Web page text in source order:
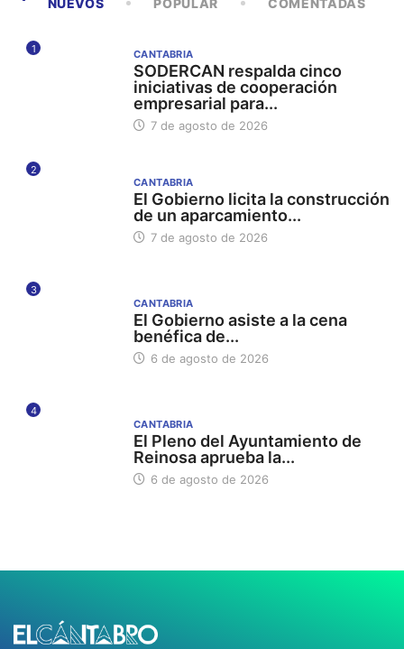
1 CANTABRIA
SODERCAN respalda cinco
iniciativas de cooperación
empresarial para...
7 de agosto de 2026
2
CANTABRIA
El Gobierno licita la construcción
de un aparcamiento...
7 de agosto de 2026
3
CANTABRIA
El Gobierno asiste a la cena
benéfica de...
6 de agosto de 2026
4
CANTABRIA
El Pleno del Ayuntamiento de
Reinosa aprueba la...
6 de agosto de 2026